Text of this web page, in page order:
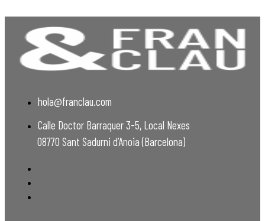
hola@franclau.com
Calle Doctor Barraquer 3-5, Local Nexes
08770 Sant Sadurni d’Anoia (Barcelona)